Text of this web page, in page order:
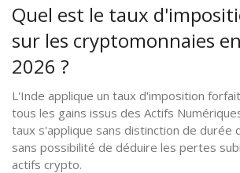
Quel est le taux
sur les cryptomonnaies
2026 ?
L'Inde applique un taux d'imposition
tous les gains issus des Actifs
taux s'applique sans distinction de durée
sans possibilité de déduire les pertes
actifs crypto.